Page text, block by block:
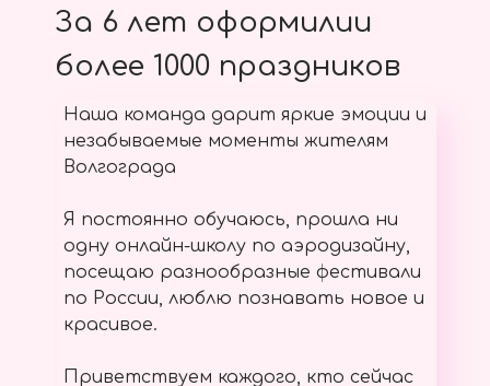
За 6 лет оформилии
более 1000 праздников
Наша команда дарит яркие эмоции и
незабываемые моменты жителям
Волгограда
Я постоянно обучаюсь, прошла ни
одну онлайн-школу по аэродизайну,
посещаю разнообразные фестивали
по России, люблю познавать новое и
красивое.
Приветствуем каждого, кто сейчас